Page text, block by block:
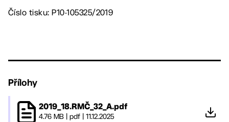
Číslo tisku: P10-105325/2019
Přílohy
2019_18.RMČ_32_A.pdf
4.76 MB pdf 11.12.2025